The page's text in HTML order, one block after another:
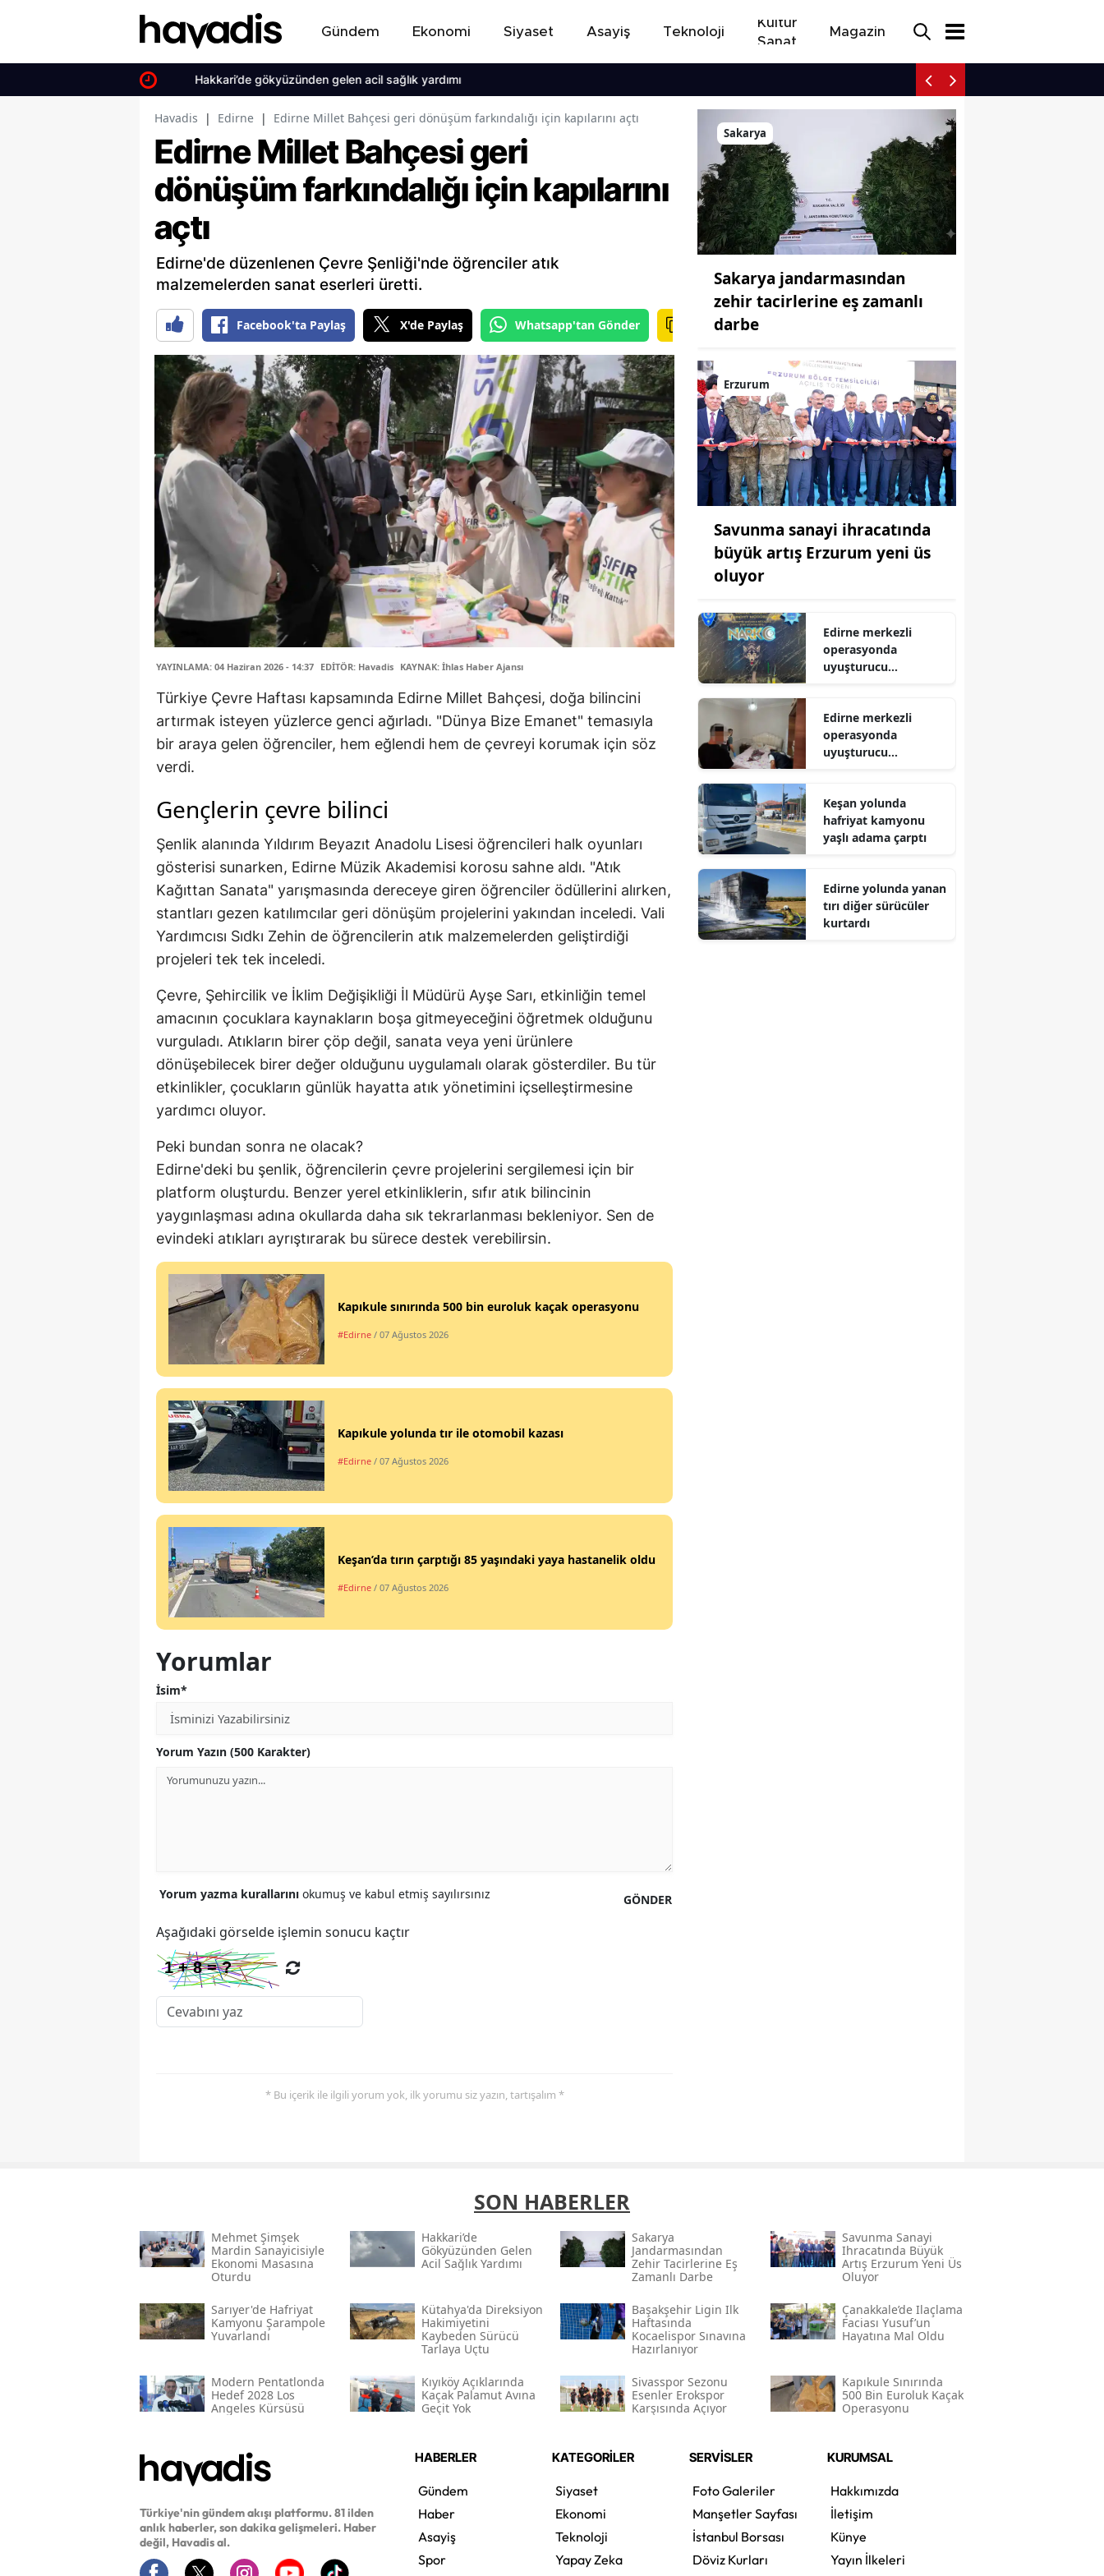
Gündem Ekonomi Siyaset Asayiş Teknoloji
Kültür
Sanat
Magazin
Hakkari’de gökyüzünden gelen acil sağlık yardımı
Havadis | Edirne | Edirne Millet Bahçesi geri dönüşüm farkındalığı için kapılarını açtı
Edirne Millet Bahçesi geri
dönüşüm farkındalığı için kapılarını
açtı
Edirne'de düzenlenen Çevre Şenliği'nde öğrenciler atık
malzemelerden sanat eserleri üretti.
Facebook'ta Paylaş X'de Paylaş Whatsapp'tan Gönder
YAYINLAMA: 04 Haziran 2026 - 14:37 EDİTÖR: Havadis KAYNAK: İhlas Haber Ajansı
Türkiye Çevre Haftası kapsamında Edirne Millet Bahçesi, doğa bilincini
artırmak isteyen yüzlerce genci ağırladı. "Dünya Bize Emanet" temasıyla
bir araya gelen öğrenciler, hem eğlendi hem de çevreyi korumak için söz
verdi.
Gençlerin çevre bilinci
Şenlik alanında Yıldırım Beyazıt Anadolu Lisesi öğrencileri halk oyunları
gösterisi sunarken, Edirne Müzik Akademisi korosu sahne aldı. "Atık
Kağıttan Sanata" yarışmasında dereceye giren öğrenciler ödüllerini alırken,
stantları gezen katılımcılar geri dönüşüm projelerini yakından inceledi. Vali
Yardımcısı Sıdkı Zehin de öğrencilerin atık malzemelerden geliştirdiği
projeleri tek tek inceledi.
Çevre, Şehircilik ve İklim Değişikliği İl Müdürü Ayşe Sarı, etkinliğin temel
amacının çocuklara kaynakların boşa gitmeyeceğini öğretmek olduğunu
vurguladı. Atıkların birer çöp değil, sanata veya yeni ürünlere
dönüşebilecek birer değer olduğunu uygulamalı olarak gösterdiler. Bu tür
etkinlikler, çocukların günlük hayatta atık yönetimini içselleştirmesine
yardımcı oluyor.
Peki bundan sonra ne olacak?
Edirne'deki bu şenlik, öğrencilerin çevre projelerini sergilemesi için bir
platform oluşturdu. Benzer yerel etkinliklerin, sıfır atık bilincinin
yaygınlaşması adına okullarda daha sık tekrarlanması bekleniyor. Sen de
evindeki atıkları ayrıştırarak bu sürece destek verebilirsin.
Kapıkule sınırında 500 bin euroluk kaçak operasyonu
#Edirne / 07 Ağustos 2026
Kapıkule yolunda tır ile otomobil kazası
#Edirne / 07 Ağustos 2026
Keşan’da tırın çarptığı 85 yaşındaki yaya hastanelik oldu
#Edirne / 07 Ağustos 2026
Yorumlar
İsim*
Yorum Yazın (500 Karakter)
GÖNDER
Yorum yazma kurallarını okumuş ve kabul etmiş sayılırsınız
Aşağıdaki görselde işlemin sonucu kaçtır
* Bu içerik ile ilgili yorum yok, ilk yorumu siz yazın, tartışalım *
Sakarya
Sakarya jandarmasından
zehir tacirlerine eş zamanlı
darbe
Erzurum
Savunma sanayi ihracatında
büyük artış Erzurum yeni üs
oluyor
Edirne merkezli
operasyonda
uyuşturucu
Edirne merkezli
operasyonda
uyuşturucu
Keşan yolunda
hafriyat kamyonu
yaşlı adama çarptı
Edirne yolunda yanan
tırı diğer sürücüler
kurtardı
SON HABERLER
Mehmet Şimşek
Mardin Sanayicisiyle
Ekonomi Masasına
Oturdu
Hakkari’de
Gökyüzünden Gelen
Acil Sağlık Yardımı
Sakarya
Jandarmasından
Zehir Tacirlerine Eş
Zamanlı Darbe
Savunma Sanayi
Ihracatında Büyük
Artış Erzurum Yeni Üs
Oluyor
Sarıyer'de Hafriyat
Kamyonu Şarampole
Yuvarlandı
Kütahya'da Direksiyon
Hakimiyetini
Kaybeden Sürücü
Tarlaya Uçtu
Başakşehir Ligin Ilk
Haftasında
Kocaelispor Sınavına
Hazırlanıyor
Çanakkale’de Ilaçlama
Faciası Yusuf’un
Hayatına Mal Oldu
Modern Pentatlonda
Hedef 2028 Los
Angeles Kürsüsü
Kıyıköy Açıklarında
Kaçak Palamut Avına
Geçit Yok
Sivasspor Sezonu
Esenler Erokspor
Karşısında Açıyor
Kapıkule Sınırında
500 Bin Euroluk Kaçak
Operasyonu
Türkiye'nin gündem akışı platformu. 81 ilden
anlık haberler, son dakika gelişmeleri. Haber
değil, Havadis al.
HABERLER
Gündem
Haber
Asayiş
Spor
KATEGORİLER
Siyaset
Ekonomi
Teknoloji
Yapay Zeka
SERVİSLER
Foto Galeriler
Manşetler Sayfası
İstanbul Borsası
Döviz Kurları
KURUMSAL
Hakkımızda
İletişim
Künye
Yayın İlkeleri